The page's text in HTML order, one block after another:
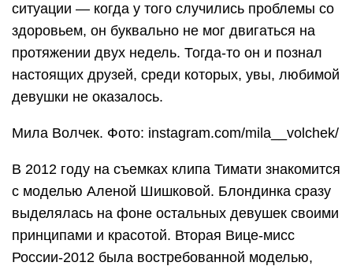
ситуации — когда у того случились проблемы со
здоровьем, он буквально не мог двигаться на
протяжении двух недель. Тогда-то он и познал
настоящих друзей, среди которых, увы, любимой
девушки не оказалось.
Мила Волчек. Фото: instagram.com/mila__volchek/
В 2012 году на съемках клипа Тимати знакомится
с моделью Аленой Шишковой. Блондинка сразу
выделялась на фоне остальных девушек своими
принципами и красотой. Вторая Вице-мисс
России-2012 была востребованной моделью,